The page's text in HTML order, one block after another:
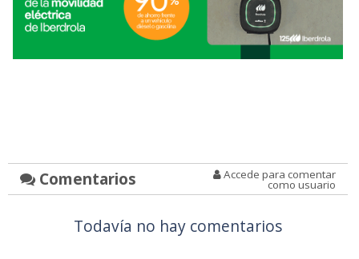
Comentarios Accede para comentar
como usuario
Todavía no hay comentarios